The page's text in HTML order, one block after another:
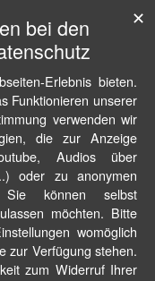
bei den
Erlebnis bieten.
Funktionieren unserer
verwenden wir
die zur Anzeige
Audios über
oder zu anonymen
Sie können selbst
möchten. Bitte
womöglich
zur Verfügung stehen.
zum Widerruf Ihrer
✕